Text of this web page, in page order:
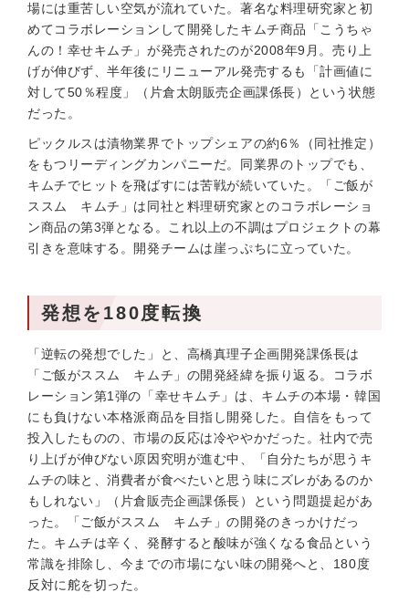
場には重苦しい空気が流れていた。著名な料理研究家と初
めてコラボレーションして開発したキムチ商品「こうちゃ
んの！幸せキムチ」が発売されたのが2008年9月。売り上
げが伸びず、半年後にリニューアル発売するも「計画値に
対して50％程度」（片倉太朗販売企画課係長）という状態
だった。
ピックルスは漬物業界でトップシェアの約6％（同社推定）
をもつリーディングカンパニーだ。同業界のトップでも、
キムチでヒットを飛ばすには苦戦が続いていた。「ご飯が
ススム キムチ」は同社と料理研究家とのコラボレーショ
ン商品の第3弾となる。これ以上の不調はプロジェクトの幕
引きを意味する。開発チームは崖っぷちに立っていた。
発想を180度転換
「逆転の発想でした」と、高橋真理子企画開発課係長は
「ご飯がススム キムチ」の開発経緯を振り返る。コラボ
レーション第1弾の「幸せキムチ」は、キムチの本場・韓国
にも負けない本格派商品を目指し開発した。自信をもって
投入したものの、市場の反応は冷ややかだった。社内で売
り上げが伸びない原因究明が進む中、「自分たちが思うキ
ムチの味と、消費者が食べたいと思う味にズレがあるのか
もしれない」（片倉販売企画課係長）という問題提起があ
った。「ご飯がススム キムチ」の開発のきっかけだっ
た。キムチは辛く、発酵すると酸味が強くなる食品という
常識を排除し、今までの市場にない味の開発へと、180度
反対に舵を切った。